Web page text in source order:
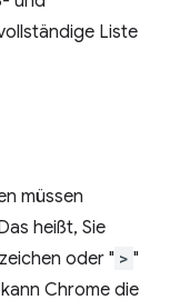
Liste
müssen
heißt, Sie
oder " > "
Chrome die